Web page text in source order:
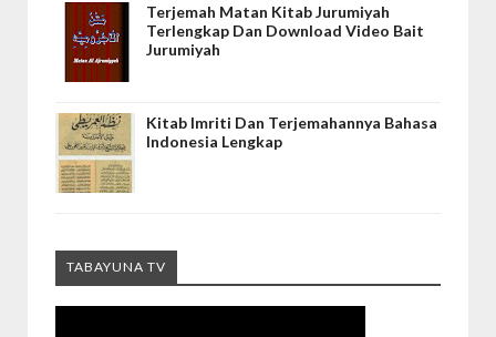
Terjemah Matan Kitab Jurumiyah
Terlengkap Dan Download Video Bait
Jurumiyah
Kitab Imriti Dan Terjemahannya Bahasa
Indonesia Lengkap
TABAYUNA TV